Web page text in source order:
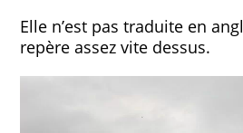
Elle n’est pas traduite en
repère assez vite dessus.